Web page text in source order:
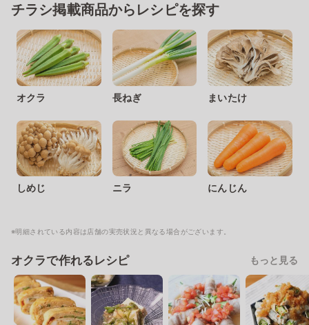
チラシ掲載商品からレシピを探す
オクラ 長ねぎ まいたけ
しめじ ニラ にんじん
※明細されている内容は店舗の実売状況と異なる場合がございます。
オクラで作れるレシピ もっと見る